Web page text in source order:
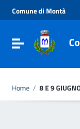
Vai al menu di
Vai al footer
Comune di Montà
Toggle navigation
Home / 8 E 9